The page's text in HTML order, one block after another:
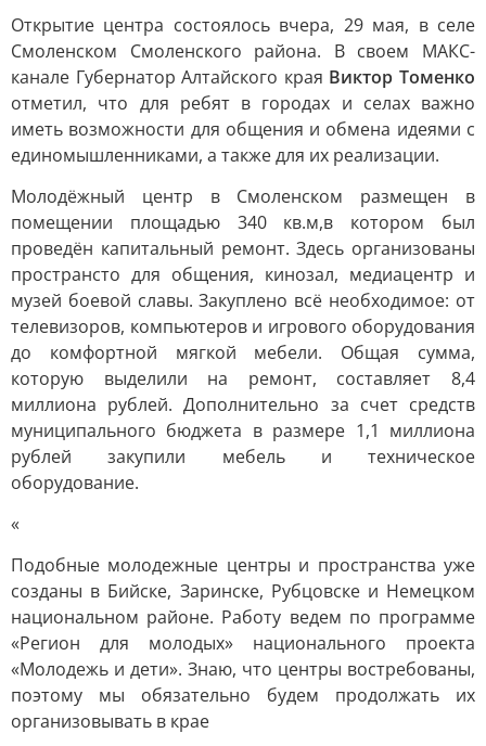
Открытие центра состоялось вчера, 29 мая, в селе
Смоленском Смоленского района. В своем МАКС-
канале Губернатор Алтайского края Виктор Томенко
отметил, что для ребят в городах и селах важно
иметь возможности для общения и обмена идеями с
единомышленниками, а также для их реализации.
Молодёжный центр в Смоленском размещен в
помещении площадью 340 кв.м,в котором был
проведён капитальный ремонт. Здесь организованы
пространсто для общения, кинозал, медиацентр и
музей боевой славы. Закуплено всё необходимое: от
телевизоров, компьютеров и игрового оборудования
до комфортной мягкой мебели. Общая сумма,
которую выделили на ремонт, составляет 8,4
миллиона рублей. Дополнительно за счет средств
муниципального бюджета в размере 1,1 миллиона
рублей закупили мебель и техническое
оборудование.
«
Подобные молодежные центры и пространства уже
созданы в Бийске, Заринске, Рубцовске и Немецком
национальном районе. Работу ведем по программе
«Регион для молодых» национального проекта
«Молодежь и дети». Знаю, что центры востребованы,
поэтому мы обязательно будем продолжать их
организовывать в крае